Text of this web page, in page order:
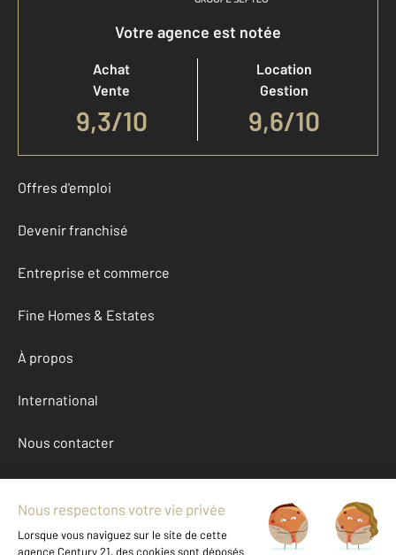
Votre agence est notée
Achat
Vente
9,3/10
Location
Gestion
9,6/10
Offres d'emploi
Devenir franchisé
Entreprise et commerce
Fine Homes & Estates
À propos
International
Nous contacter
Mentions légales & CGU et Barèmes d'honoraires
Données personnelles